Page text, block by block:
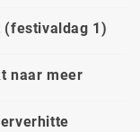
(festivaldag 1)
naar meer